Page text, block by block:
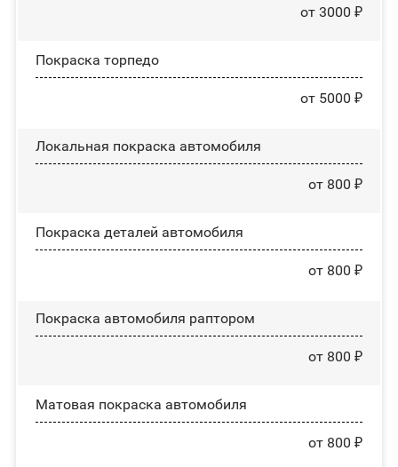
от 3000 ₽
Покраска торпедо
от 5000 ₽
Локальная покраска автомобиля
от 800 ₽
Покраска деталей автомобиля
от 800 ₽
Покраска автомобиля раптором
от 800 ₽
Матовая покраска автомобиля
от 800 ₽